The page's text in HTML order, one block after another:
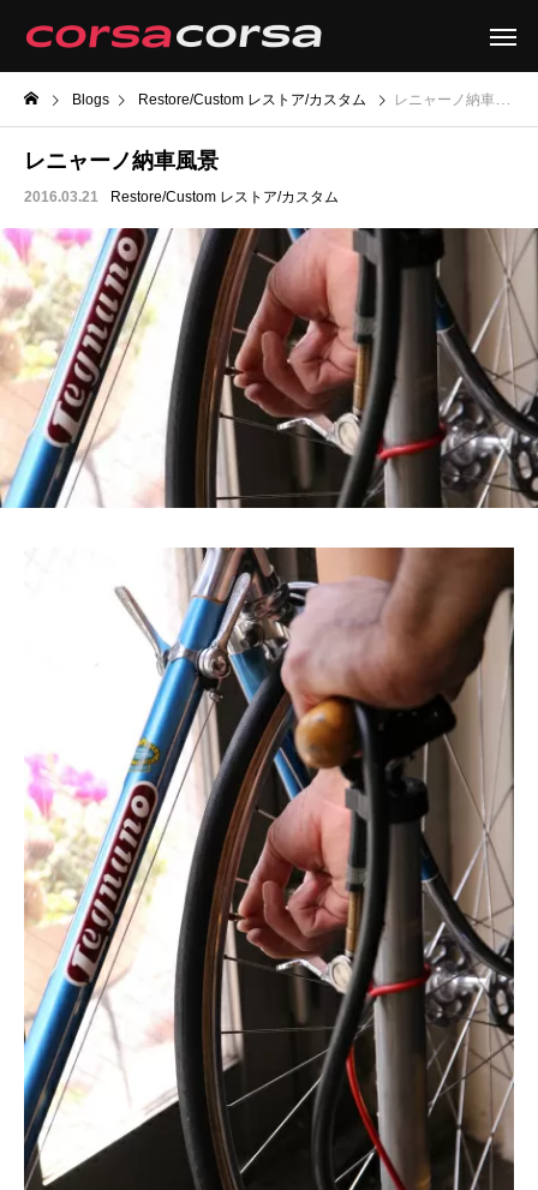
Blogs Restore/Custom レストア/カスタム レニャーノ納車風景
レニャーノ納車風景
2016.03.21 Restore/Custom レストア/カスタム